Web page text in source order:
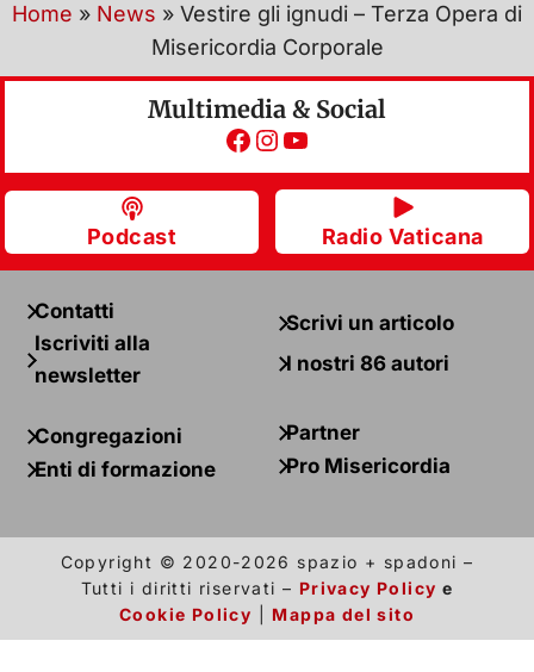
Home » News » Vestire gli ignudi – Terza Opera di
Misericordia Corporale
Multimedia & Social
Facebook
Instagram
YouTube
Podcast Radio Vaticana
Contatti
Iscriviti alla
newsletter
Scrivi un articolo
I nostri 86 autori
Congregazioni
Enti di formazione
Partner
Pro Misericordia
Copyright © 2020-2026 spazio + spadoni –
Tutti i diritti riservati – Privacy Policy e
Cookie Policy
Mappa del sito